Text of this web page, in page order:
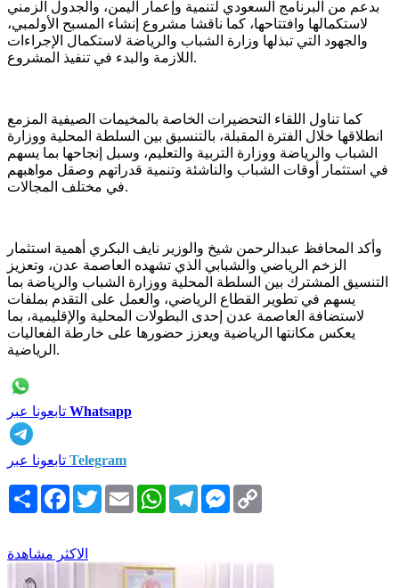
بدعم من البرنامج السعودي لتنمية وإعمار اليمن، والجدول الزمني
لاستكمالها وافتتاحها، كما ناقشا مشروع إنشاء المسبح الأولمبي،
والجهود التي تبذلها وزارة الشباب والرياضة لاستكمال الإجراءات
اللازمة والبدء في تنفيذ المشروع.
كما تناول اللقاء التحضيرات الخاصة بالمخيمات الصيفية المزمع
انطلاقها خلال الفترة المقبلة، بالتنسيق بين السلطة المحلية ووزارة
الشباب والرياضة ووزارة التربية والتعليم، وسبل إنجاحها بما يسهم
في استثمار أوقات الشباب والناشئة وتنمية قدراتهم وصقل مواهبهم
في مختلف المجالات.
وأكد المحافظ عبدالرحمن شيخ والوزير نايف البكري أهمية استثمار
الزخم الرياضي والشبابي الذي تشهده العاصمة عدن، وتعزيز
التنسيق المشترك بين السلطة المحلية ووزارة الشباب والرياضة بما
يسهم في تطوير القطاع الرياضي، والعمل على التقدم بملفات
لاستضافة العاصمة عدن إحدى البطولات المحلية والإقليمية، بما
يعكس مكانتها الرياضية ويعزز حضورها على خارطة الفعاليات
الرياضية.
Whatsapp
Telegram
انشر Facebook
TwitterEmail WhatsAppTelegramMessenger
الاكثر مشاهدة